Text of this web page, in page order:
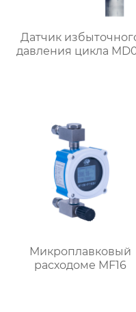
Датчик
давления цикла
Микроплавковый
расходоме MF16